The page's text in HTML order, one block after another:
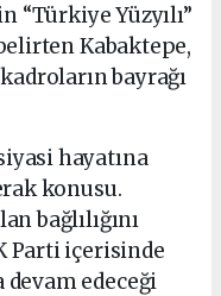
“Türkiye Yüzyılı”
Kabaktepe,
bayrağı
hayatına
konusu.
bağlılığını
Parti içerisinde
edeceği